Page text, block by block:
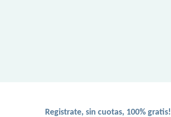
Registrate, sin cuotas, 100% gratis!